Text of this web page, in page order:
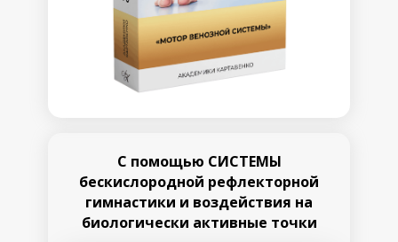
С помощью СИСТЕМЫ
бескислородной рефлекторной
гимнастики и воздействия на
биологически активные точки
восстановление
способности сохранять
неподвижную позу
• Возвращение
ощущения лёгкости и
комфорта в ногах даже
Возможные
результаты:
• Активация тонуса
блуждающего нерва,
синхронизация
блуждающего
Разблокировка